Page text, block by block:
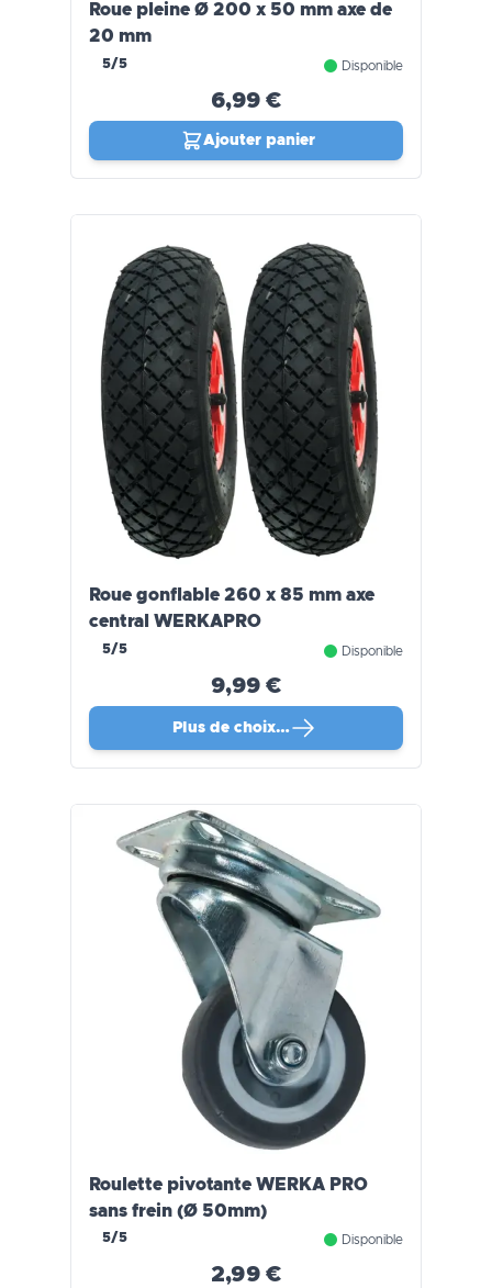
Roue pleine Ø 200 x 50 mm axe de
20 mm
5/5 Disponible
6,99 €
Ajouter panier
Roue gonflable 260 x 85 mm axe
central WERKAPRO
5/5 Disponible
9,99 €
Plus de choix…
Roulette pivotante WERKA PRO
sans frein (Ø 50mm)
5/5 Disponible
2,99 €